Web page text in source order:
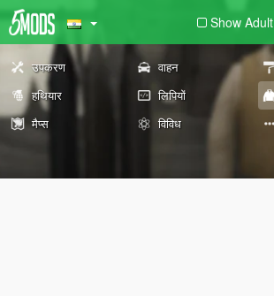
Show Adult
उपकरण वाहन
हथियार
लिपियों
मैप्स
विविध